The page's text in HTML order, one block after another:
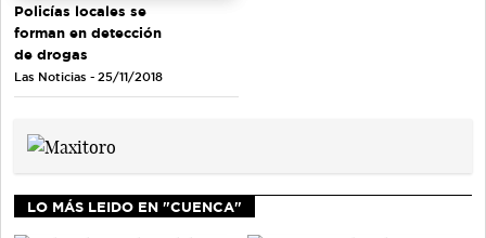
Policías locales se
forman en detección
de drogas
Las Noticias - 25/11/2018
LO MÁS LEIDO EN "CUENCA"